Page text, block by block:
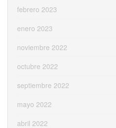
febrero 2023
enero 2023
noviembre 2022
octubre 2022
septiembre 2022
mayo 2022
abril 2022